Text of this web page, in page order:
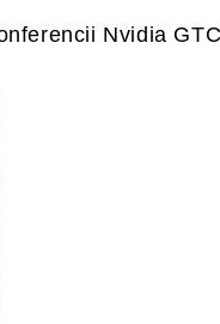
Nvidia